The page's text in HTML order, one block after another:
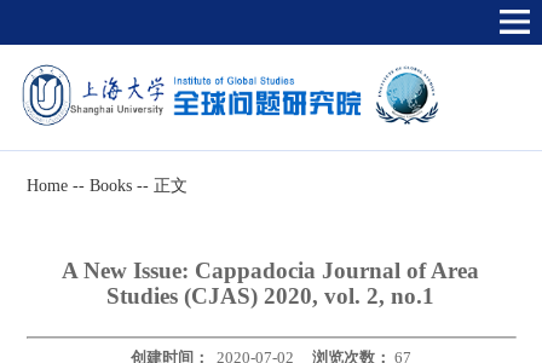
Home -- Books -- 正文
A New Issue: Cappadocia Journal of Area
Studies (CJAS) 2020, vol. 2, no.1
创建时间： 2020-07-02 浏览次数： 67